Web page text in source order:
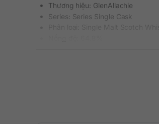
Thương hiệu: GlenAllachie
Series: Series Single Cask